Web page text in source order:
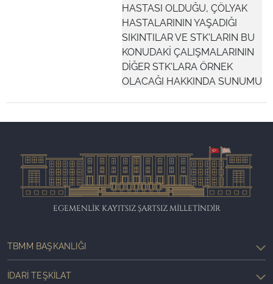
HASTASI OLDUĞU, ÇÖLYAK
HASTALARININ YAŞADIĞI
SIKINTILAR VE STK'LARIN BU
KONUDAKİ ÇALIŞMALARININ
DİĞER STK'LARA ÖRNEK
OLACAĞI HAKKINDA SUNUMU
EGEMENLİK KAYITSIZ ŞARTSIZ MİLLETİNDİR
TBMM BAŞKANLIĞI
İDARI TEŞKILAT